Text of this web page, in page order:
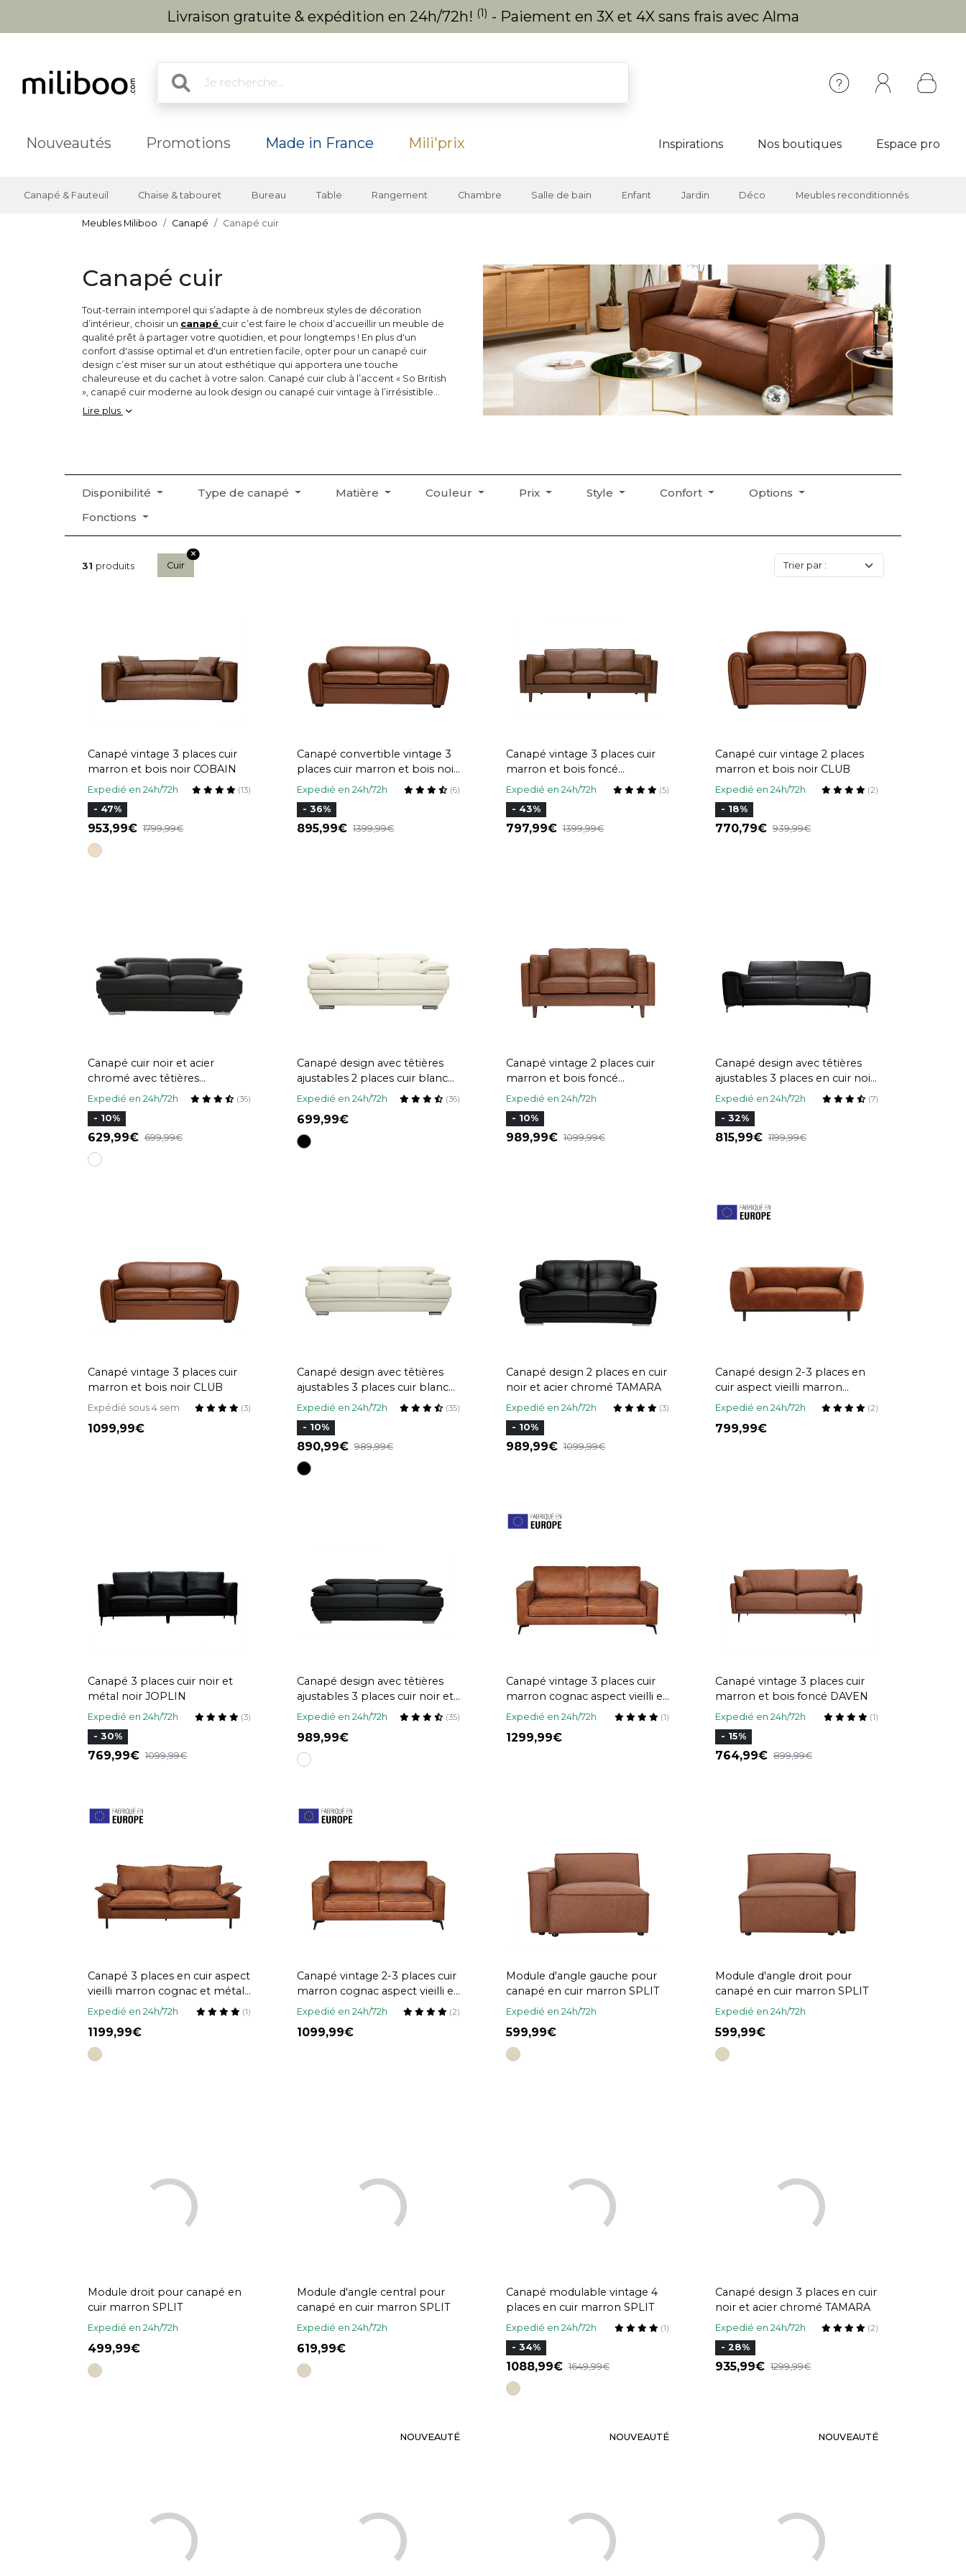
Livraison gratuite & expédition en 24h/72h! (1) - Paiement en 3X et 4X sans frais avec Alma
Nouveautés Promotions Made in France Mili'prix Inspirations Nos boutiques Espace pro
Canapé & Fauteuil Chaise & tabouret Bureau Table Rangement Chambre Salle de bain Enfant Jardin Déco Meubles reconditionnés
Meubles Miliboo Canapé Canapé cuir
Canapé cuir
Tout-terrain intemporel qui s’adapte à de nombreux styles de décoration
d’intérieur, choisir un canapé cuir c’est faire le choix d’accueillir un meuble de
qualité prêt à partager votre quotidien, et pour longtemps ! En plus d'un
confort d'assise optimal et d'un entretien facile, opter pour un canapé cuir
design c’est miser sur un atout esthétique qui apportera une touche
chaleureuse et du cachet à votre salon. Canapé cuir club à l’accent « So British
», canapé cuir moderne au look design ou canapé cuir vintage à l’irrésistible
silhouette rétro, véritable touche d'élégance dans un salon, laissez-vous
guider par notre sélection de canapé cuir véritable pour finaliser votre choix !
Lire plus
Disponibilité Type de canapé Matière Couleur Prix Style Confort
Options
Fonctions
31 produits Cuir
Canapé vintage 3 places cuir
marron et bois noir COBAIN
Expedié en 24h/72h (13)
- 47%
953,99 1799,99
Canapé convertible vintage 3
places cuir marron et bois noir
avec matelas 9 cm CLUB
Expedié en 24h/72h (6)
- 36%
895,99 1399,99
Canapé vintage 3 places cuir
marron et bois foncé
BRADLEY
Expedié en 24h/72h (5)
- 43%
797,99 1399,99
Canapé cuir vintage 2 places
marron et bois noir CLUB
Expedié en 24h/72h (2)
- 18%
770,79 939,99
Canapé cuir noir et acier
chromé avec têtières
ajustables 2 places EWING
Expedié en 24h/72h (36)
- 10%
629,99 699,99
Canapé design avec têtières
ajustables 2 places cuir blanc
et acier chromé EWING
Expedié en 24h/72h (36)
699,99
Canapé vintage 2 places cuir
marron et bois foncé
BRADLEY
Expedié en 24h/72h
- 10%
989,99 1099,99
Canapé design avec têtières
ajustables 3 places en cuir noir
et acier chromé NEVADA
Expedié en 24h/72h (7)
- 32%
815,99 1199,99
Canapé vintage 3 places cuir
marron et bois noir CLUB
Expédié sous 4 sem (3)
1099,99
Canapé design avec têtières
ajustables 3 places cuir blanc
et acier chromé EWING
Expedié en 24h/72h (35)
- 10%
890,99 989,99
Canapé design 2 places en cuir
noir et acier chromé TAMARA
Expedié en 24h/72h (3)
- 10%
989,99 1099,99
Canapé design 2-3 places en
cuir aspect vieilli marron
cognac MORRIS
Expedié en 24h/72h (2)
799,99
Canapé 3 places cuir noir et
métal noir JOPLIN
Expedié en 24h/72h (3)
- 30%
769,99 1099,99
Canapé design avec têtières
ajustables 3 places cuir noir et
acier chromé EWING
Expedié en 24h/72h (35)
989,99
Canapé vintage 3 places cuir
marron cognac aspect vieilli et
métal noir SONNY
Expedié en 24h/72h (1)
1299,99
Canapé vintage 3 places cuir
marron et bois foncé DAVEN
Expedié en 24h/72h (1)
- 15%
764,99 899,99
Canapé 3 places en cuir aspect
vieilli marron cognac et métal
noir DORY
Expedié en 24h/72h (1)
1199,99
Canapé vintage 2-3 places cuir
marron cognac aspect vieilli et
métal noir SONNY
Expedié en 24h/72h (2)
1099,99
Module d'angle gauche pour
canapé en cuir marron SPLIT
Expedié en 24h/72h
599,99
Module d'angle droit pour
canapé en cuir marron SPLIT
Expedié en 24h/72h
599,99
Module droit pour canapé en
cuir marron SPLIT
Expedié en 24h/72h
499,99
Module d'angle central pour
canapé en cuir marron SPLIT
Expedié en 24h/72h
619,99
Canapé modulable vintage 4
places en cuir marron SPLIT
Expedié en 24h/72h (1)
- 34%
1088,99 1649,99
Canapé design 3 places en cuir
noir et acier chromé TAMARA
Expedié en 24h/72h (2)
- 28%
935,99 1299,99
NOUVEAUTÉ NOUVEAUTÉ NOUVEAUTÉ